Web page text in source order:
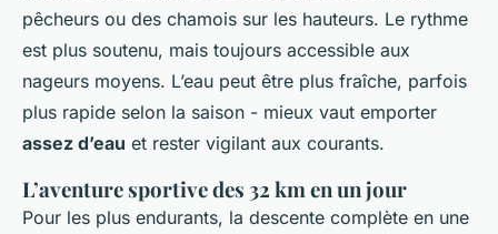
pêcheurs ou des chamois sur les hauteurs. Le rythme
est plus soutenu, mais toujours accessible aux
nageurs moyens. L’eau peut être plus fraîche, parfois
plus rapide selon la saison - mieux vaut emporter
assez d’eau et rester vigilant aux courants.
L’aventure sportive des 32 km en un jour
Pour les plus endurants, la descente complète en une